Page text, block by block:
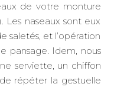
de votre monture
Les naseaux sont eux
saletés, et l’opération
pansage. Idem, nous
serviette, un chiffon
répéter la gestuelle